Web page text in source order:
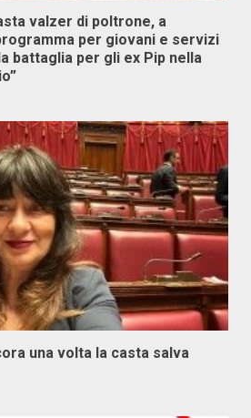
valzer di poltrone, a
per giovani e servizi
battaglia per gli ex Pip nella
una volta la casta salva